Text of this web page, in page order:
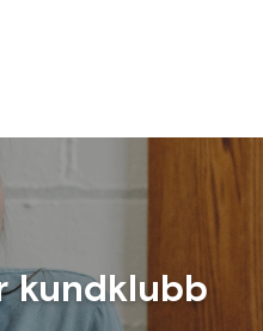
kundklubb